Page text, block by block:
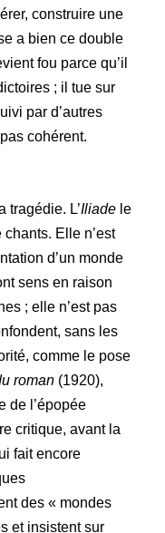
construire une
a bien ce double
fou parce qu’il
; il tue sur
par d’autres
cohérent.
tragédie. L’Iliade le
Elle n’est
d’un monde
sens en raison
; elle n’est pas
sans les
comme le pose
roman (1920),
de l’épopée
critique, avant la
fait encore
des « mondes
et insistent sur